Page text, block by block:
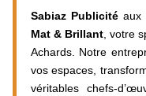
Sabiaz Publicitéaux
Mat & Brillant, votre
Achards. Notre
vos espaces,
véritables chefs-